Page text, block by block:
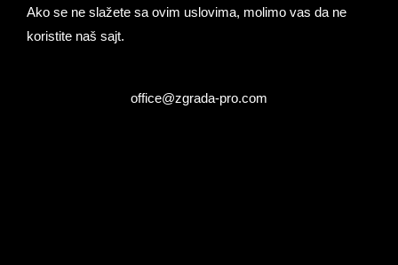
Ako se ne slažete sa ovim uslovima, molimo vas da ne
koristite naš sajt.
office@zgrada-pro.com